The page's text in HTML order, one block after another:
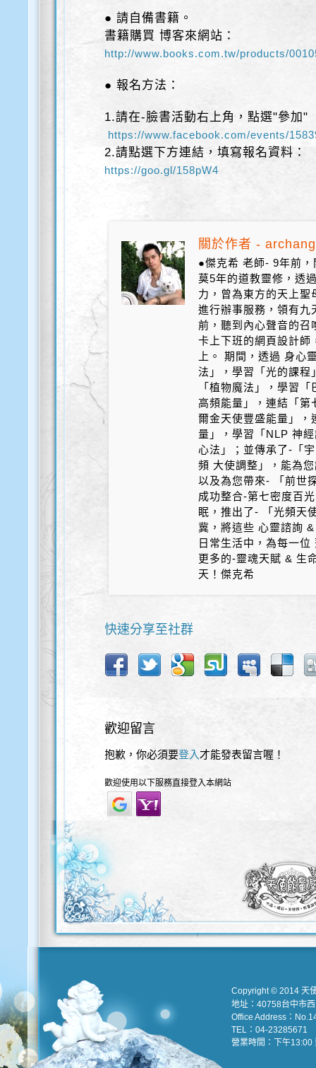
● 請自備書籍。
書籍購買 博客來網站：
http://www.books.com.tw/products/
● 報名方法：
1.請在-臉書活動右上角，點選"參加"
https://www.facebook.com/events/
2.請點選下方連結，填寫報名資料：
https://goo.gl/158pW4
關於作者 -
●傑克希 老師- 9年前
莫5年的道教靈修，透
力，曾為東方的天上
進行辦事服務，領有
前，聽到內心聲音的召
卡上下班的網頁設計師
上。 期間，透過 身心
法」，學習「光的課程
「植物魔法」，學習
高頻能量」，連結「第
爾金天使豐盛能量」，
量」，學習「NLP 神
心法」；並傳承了-「
頻 大使調整」，能為
以及為您帶來- 「前世
成功整合-第七密度百
眠，推出了- 「光頻天
冀，將這些 心靈諮詢
日常生活中，為每一
更多的-靈魂天賦 & 生
天！傑克希
快速分享至社群
歡迎留言
抱歉，你必須要登入 才能發表留言喔！
歡迎使用以下服務直接登入本網站
Copyright © 2014 天
地址：40758台中市
Office Address：
TEL：04-23285671
營業時間：下午13:00